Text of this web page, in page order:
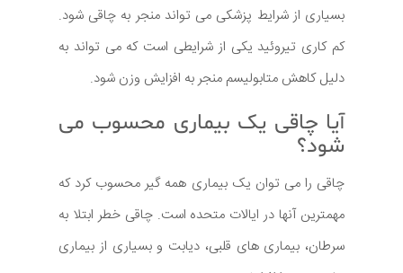
بسیاری از شرایط پزشکی می تواند منجر به چاقی شود.
کم کاری تیروئید یکی از شرایطی است که می تواند به
دلیل کاهش متابولیسم منجر به افزایش وزن شود.
آیا چاقی یک بیماری محسوب می
شود؟
چاقی را می توان یک بیماری همه گیر محسوب کرد که
مهمترین آنها در ایالات متحده است. چاقی خطر ابتلا به
سرطان، بیماری های قلبی، دیابت و بسیاری از بیماری